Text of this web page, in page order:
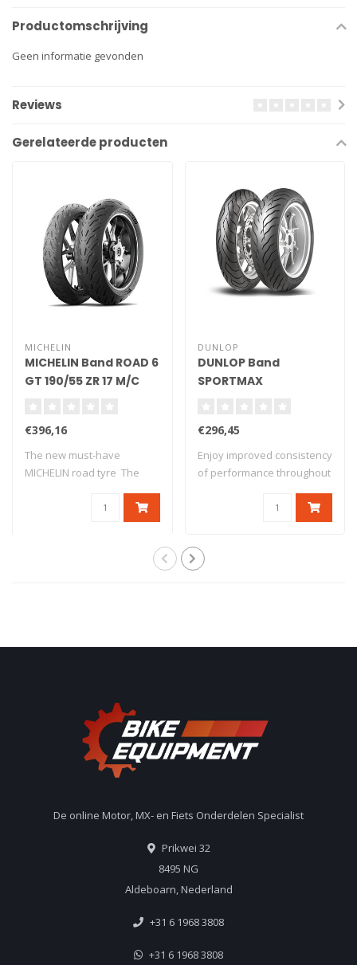
Productomschrijving
Geen informatie gevonden
Reviews
Gerelateerde producten
MICHELIN
MICHELIN Band ROAD 6
GT 190/55 ZR 17 M/C
€396,16
The new must-have
MICHELIN road tyre The
DUNLOP
DUNLOP Band
SPORTMAX
€296,45
Enjoy improved consistency
of performance throughout
De online Motor, MX- en Fiets Onderdelen Specialist
Prikwei 32
8495 NG
Aldeboarn, Nederland
+31 6 1968 3808
+31 6 1968 3808